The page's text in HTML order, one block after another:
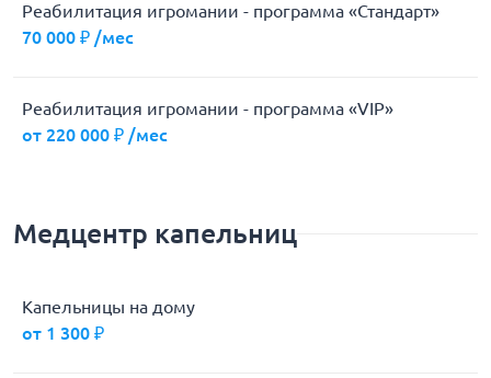
Реабилитация игромании - программа «Стандарт»
70 000 ₽ /мес
Реабилитация игромании - программа «VIP»
от 220 000 ₽ /мес
Медцентр капельниц
Капельницы на дому
от 1 300 ₽